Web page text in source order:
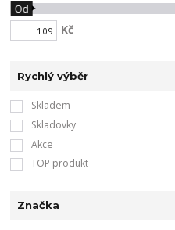
Kč
Od
Rychlý výběr
Skladem
Skladovky
Akce
TOP produkt
Značka